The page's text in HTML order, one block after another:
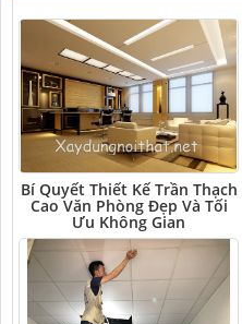
Bí Quyết Thiết Kế Trần Thạch
Cao Văn Phòng Đẹp Và Tối
Ưu Không Gian